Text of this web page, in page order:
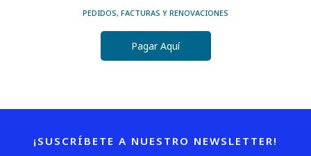
PEDIDOS, FACTURAS Y RENOVACIONES
Pagar Aquí
¡SUSCRÍBETE A NUESTRO NEWSLETTER!